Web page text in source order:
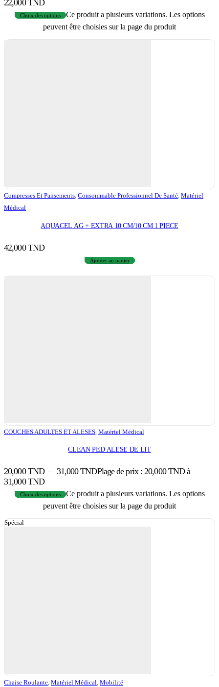
22,000 TND
Choix des options
Ce produit a plusieurs variations. Les options
peuvent être choisies sur la page du produit
Compresses Et Pansements, Consommable Professionnel De Santé, Matériel
Médical
AQUACEL AG + EXTRA 10 CM/10 CM 1 PIECE
42,000TND
Ajouter au panier
COUCHES ADULTES ET ALESES Matériel Médical
CLEAN PED ALESE DE LIT
20,000TND – 31,000TNDPlage de prix : 20,000 TND à
31,000 TND
Choix des options
Ce produit a plusieurs variations. Les options
peuvent être choisies sur la page du produit
Spécial
Chaise Roulante, Matériel Médical, Mobilité